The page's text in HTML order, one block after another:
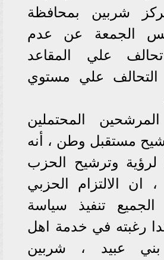
بمركز شربين بمحافظة
أمس الجمعة عن عدم
علي المقاعد
التحالف علي مستوي
المحتملين
مستقبل وطن ، أنه
وترشيح الحزب
ان الالتزام الحزبي
تنفيذ سياسة
رغبته في خدمة اهل
عبيد ، شربين